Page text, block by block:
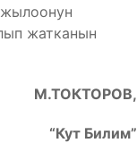
жатканын
М.ТОКТОРОВ,
“Кут Билим”